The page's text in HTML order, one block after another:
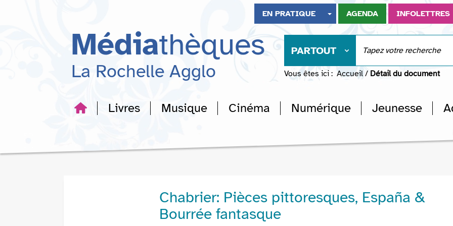
recherche
EN PRATIQUE AGENDA INFOLETTRES
Médiathèques
La Rochelle Agglo
PARTOUT
Vous êtes ici : Accueil / Détail du document
Livres Musique Cinéma Numérique Jeunesse
Chabrier: Pièces pittoresques, España &
Bourrée fantasque